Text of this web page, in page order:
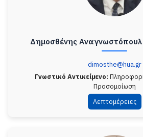
Δημοσθένης
dimosthe@hua.gr
Γνωστικό Αντικείμενο:
Προσομοίωση
Λεπτομέρειες